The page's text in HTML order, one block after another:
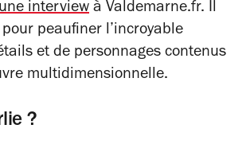
interview à Valdemarne.fr. Il
peaufiner l’incroyable
et de personnages contenus
multidimensionnelle.
?